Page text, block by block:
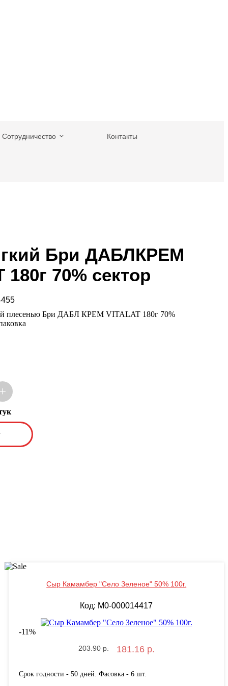
Сотрудничество Контакты
Бри ДАБЛКРЕМ
180г 70% сектор
плесенью Бри ДАБЛ КРЕМ VITALAT 180г 70%
+
Сыр Камамбер "Село Зеленое" 50% 100г.
Код: M0-000014417
-11%
203.90 р. 181.16 р.
Срок годности - 50 дней. Фасовка - 6 шт.